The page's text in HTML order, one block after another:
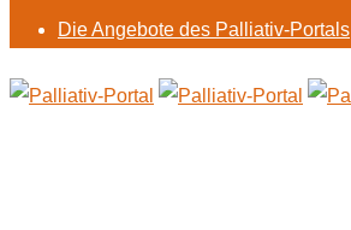
Die Angebote des Palliativ-Portals